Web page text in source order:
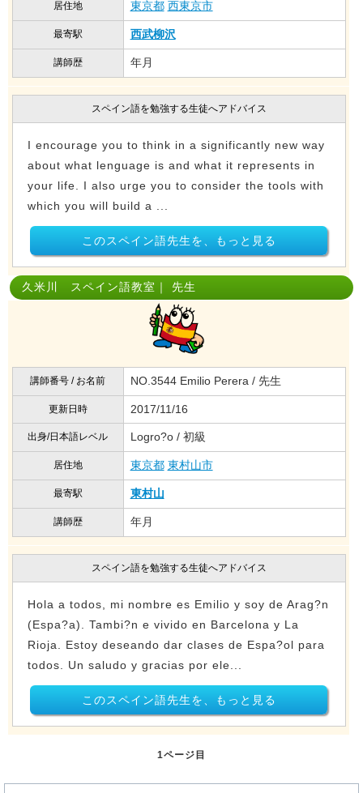
居住地 東京都 西東京市
最寄駅 西武柳沢
講師歴 年月
スペイン語を勉強する生徒へアドバイス
I encourage you to think in a significantly new way
about what lenguage is and what it represents in
your life. I also urge you to consider the tools with
which you will build a ...
このスペイン語先生を、もっと見る
久米川 スペイン語教室｜ 先生
講師番号 / お名前 NO.3544 Emilio Perera / 先生
更新日時 2017/11/16
出身/日本語レベル Logro?o / 初級
居住地 東京都 東村山市
最寄駅 東村山
講師歴 年月
スペイン語を勉強する生徒へアドバイス
Hola a todos, mi nombre es Emilio y soy de Arag?n
(Espa?a). Tambi?n e vivido en Barcelona y La
Rioja. Estoy deseando dar clases de Espa?ol para
todos. Un saludo y gracias por ele...
このスペイン語先生を、もっと見る
1ページ目